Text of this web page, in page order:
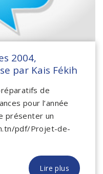
2004,
par Kais Fékih
de
pour l’année
présenter un
pdf/Projet-de-
Lire plus